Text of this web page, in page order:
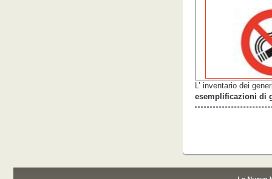
L’ inventario dei
esemplificazioni di